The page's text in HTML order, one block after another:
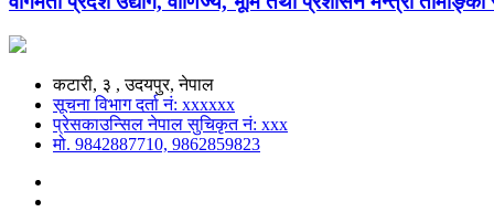
कटारी, ३ , उदयपुर, नेपाल
सूचना विभाग दर्ता नं: xxxxxx
प्रेसकाउन्सिल नेपाल सुचिकृत नं: xxx
मो. 9842887710, 9862859823